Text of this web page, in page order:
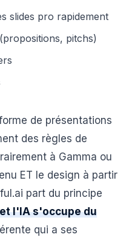
slides pro rapidement
pitchs)
de présentations
des règles de
à Gamma ou
ET le design à partir
part du principe
l'IA s'occupe du
qui a ses